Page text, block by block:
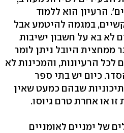
הרעיון הוא ללמוד
במגמה להיטמע אבל
לא בא על חשבון ישיבות
ממחצית היובל ניתן לומר
הרעיונות, והמכינות לא
כיום יש בתי ספר
תיכוניות שבהם כמעט שאין
או אחרת טרם גיוסו.
של ימניים לאומניים